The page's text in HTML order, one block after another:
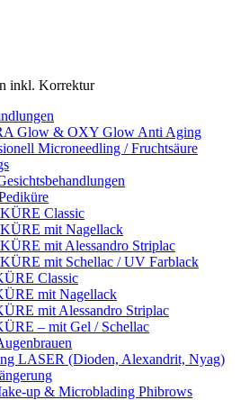
inkl. Korrektur
Glow & OXY Glow Anti Aging
Microneedling / Fruchtsäure
Classic
mit Nagellack
mit Alessandro Striplac
mit Schellac / UV Farblack
Classic
mit Nagellack
mit Alessandro Striplac
– mit Gel / Schellac
LASER (Dioden, Alexandrit, Nyag)
up & Microblading Phibrows